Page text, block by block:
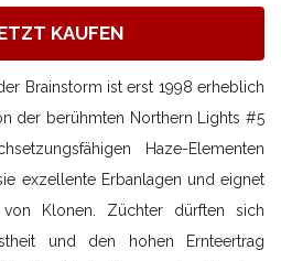
KAUFEN
Brainstorm ist erst 1998 erheblich
der berühmten Northern Lights #5
Haze-Elementen
exzellente Erbanlagen und eignet
Klonen. Züchter dürften sich
und den hohen Ernteertrag